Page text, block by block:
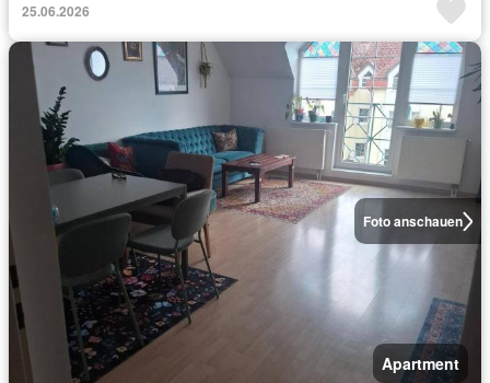
25.06.2026
Foto anschauen
Apartment